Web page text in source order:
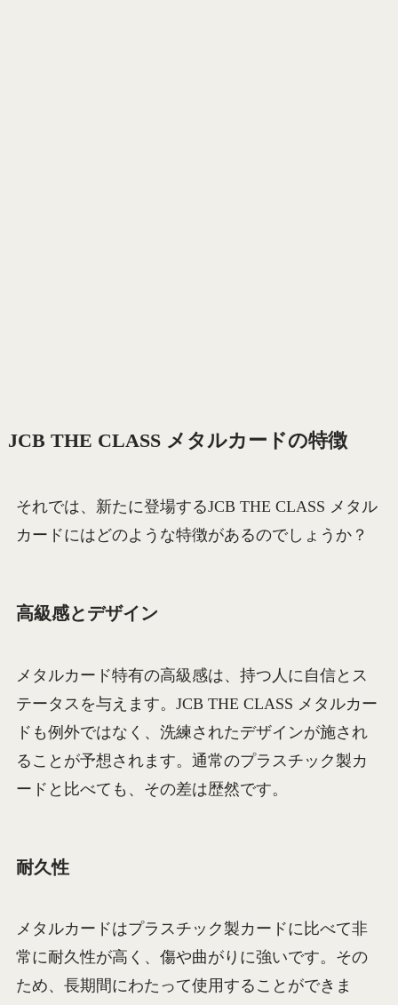
JCB THE CLASS メタルカードの特徴
それでは、新たに登場するJCB THE CLASS メタル
カードにはどのような特徴があるのでしょうか？
高級感とデザイン
メタルカード特有の高級感は、持つ人に自信とス
テータスを与えます。JCB THE CLASS メタルカー
ドも例外ではなく、洗練されたデザインが施され
ることが予想されます。通常のプラスチック製カ
ードと比べても、その差は歴然です。
耐久性
メタルカードはプラスチック製カードに比べて非
常に耐久性が高く、傷や曲がりに強いです。その
ため、長期間にわたって使用することができま